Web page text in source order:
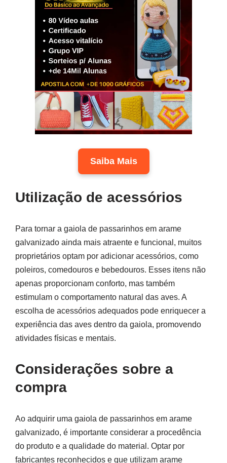
Saiba Mais
Utilização de acessórios
Para tornar a gaiola de passarinhos em arame
galvanizado ainda mais atraente e funcional, muitos
proprietários optam por adicionar acessórios, como
poleiros, comedouros e bebedouros. Esses itens não
apenas proporcionam conforto, mas também
estimulam o comportamento natural das aves. A
escolha de acessórios adequados pode enriquecer a
experiência das aves dentro da gaiola, promovendo
atividades físicas e mentais.
Considerações sobre a
compra
Ao adquirir uma gaiola de passarinhos em arame
galvanizado, é importante considerar a procedência
do produto e a qualidade do material. Optar por
fabricantes reconhecidos e que utilizam arame